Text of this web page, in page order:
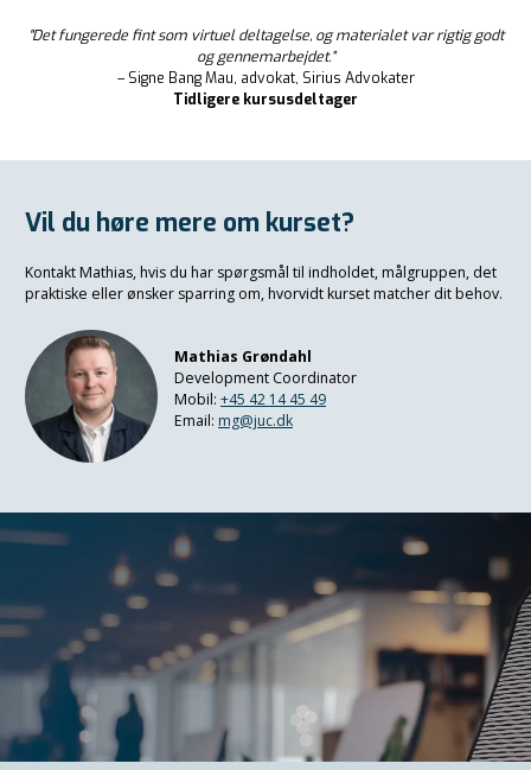
"Det fungerede fint som virtuel deltagelse, og materialet var rigtig godt
og gennemarbejdet.”
– Signe Bang Mau, advokat, Sirius Advokater
Tidligere kursusdeltager
Vil du høre mere om kurset?
Kontakt Mathias, hvis du har spørgsmål til indholdet, målgruppen, det
praktiske eller ønsker sparring om, hvorvidt kurset matcher dit behov.
Mathias Grøndahl
Development Coordinator
Mobil: +45 42 14 45 49
Email: mg@juc.dk